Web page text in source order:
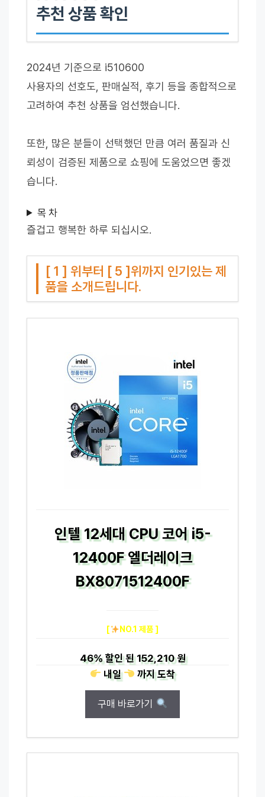
추천 상품 확인
2024년 기준으로 i510600
사용자의 선호도, 판매실적, 후기 등을 종합적으로
고려하여 추천 상품을 엄선했습니다.
또한, 많은 분들이 선택했던 만큼 여러 품질과 신
뢰성이 검증된 제품으로 쇼핑에 도움었으면 좋겠
습니다.
목 차
즐겁고 행복한 하루 되십시오.
[ 1 ] 위부터 [ 5 ]위까지 인기있는 제
품을 소개드립니다.
인텔 12세대 CPU 코어 i5-
12400F 엘더레이크
BX8071512400F
[ NO.1 제품 ]
46%할인 된152,210 원
내일
까지도착
구매 바로가기